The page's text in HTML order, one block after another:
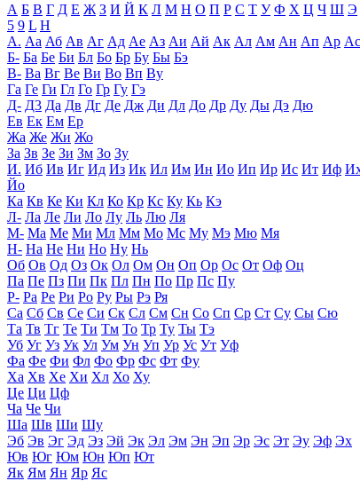
А Б В Г Д Е Ж З И Й К Л М Н О П Р С Т У Ф Х Ц Ч Ш Э
5 9 L H
А. Аа Аб Ав Аг Ад Ае Аз Аи Ай Ак Ал Ам Ан Ап Ар Ас
Б- Ба Бе Би Бл Бо Бр Бу Бы Бэ
В- Ва Вг Ве Ви Во Вп Ву
Га Ге Ги Гл Го Гр Гу Гэ
Д- Д3 Да Дв Дг Де Дж Ди Дл До Др Ду Ды Дэ Дю
Ев Ек Ем Ер
Жа Же Жи Жо
За Зв Зе Зи Зм Зо Зу
И. Иб Ив Иг Ид Из Ик Ил Им Ин Ио Ип Ир Ис Ит Иф
Йо
Ка Кв Ке Ки Кл Ко Кр Кс Ку Кь Кэ
Л- Ла Ле Ли Ло Лу Ль Лю Ля
М- Ма Ме Ми Мл Мм Мо Мс Му Мэ Мю Мя
Н- На Не Ни Но Ну Нь
Об Ов Од Оз Ок Ол Ом Он Оп Ор Ос От Оф Оц
Па Пе Пз Пи Пк Пл Пн По Пр Пс Пу
Р- Ра Ре Ри Ро Ру Ры Рэ Ря
Са Сб Св Се Си Ск Сл См Сн Со Сп Ср Ст Су Сы Сю
Та Тв Тг Те Ти Тм То Тр Ту Ты Тэ
Уб Уг Уз Ук Ул Ум Ун Уп Ур Ус Ут Уф
Фа Фе Фи Фл Фо Фр Фс Фт Фу
Ха Хв Хе Хи Хл Хо Ху
Це Ци Цф
Ча Че Чи
Ша Шв Ши Шу
Эб Эв Эг Эд Эз Эй Эк Эл Эм Эн Эп Эр Эс Эт Эу Эф Эх
Юв Юг Юм Юн Юп Ют
Як Ям Ян Яр Яс